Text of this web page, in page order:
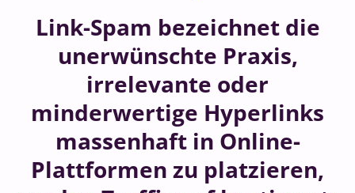
Link-Spam bezeichnet die
unerwünschte Praxis,
irrelevante oder
minderwertige Hyperlinks
massenhaft in Online-
Plattformen zu platzieren,